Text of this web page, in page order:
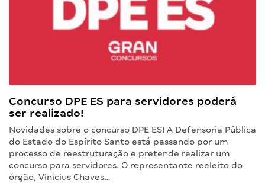
Concurso DPE ES para servidores poderá
ser realizado!
Novidades sobre o concurso DPE ES! A Defensoria Pública
do Estado do Espírito Santo está passando por um
processo de reestruturação e pretende realizar um
concurso para servidores. O representante reeleito do
órgão, Vinícius Chaves…